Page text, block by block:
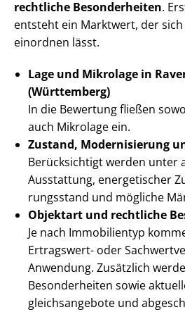
rechtliche Besonderheiten.
entsteht ein Marktwert, der
einordnen lässt.
Lage und Mikrolage in
(Württemberg)
In die Bewertung fließen
auch Mikrolage ein.
Zustand, Modernisierung
Berücksichtigt werden unter
Ausstattung, energetischer
rungs­stand und mögliche
Objektart und rechtliche
Je nach Immobilientyp
Ertragswert- oder
Anwendung. Zusätzlich
Besonderheiten sowie
gleichs­an­ge­bo­te und